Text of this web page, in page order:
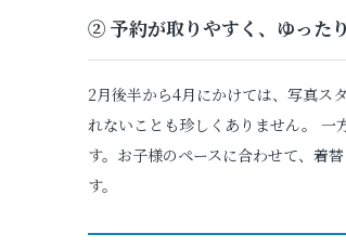
② 予約が取りやすく、ゆった
2月後半から4月にかけては、写真ス
れないことも珍しくありません。 一
す。お子様のペースに合わせて、着
す。